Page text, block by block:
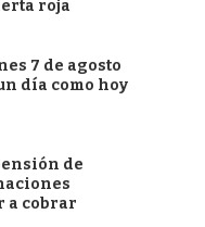
roja
7 de agosto
día como hoy
de
a cobrar